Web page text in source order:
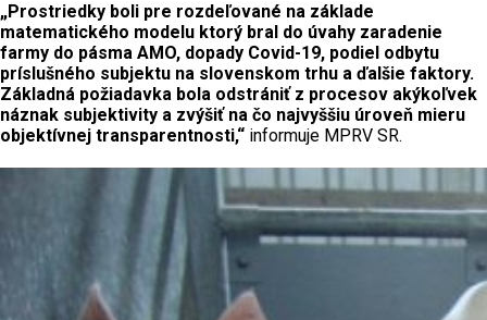
„Prostriedky boli pre rozdeľované na základe
matematického modelu ktorý bral do úvahy zaradenie
farmy do pásma AMO, dopady Covid-19, podiel odbytu
príslušného subjektu na slovenskom trhu a ďalšie faktory.
Základná požiadavka bola odstrániť z procesov akýkoľvek
náznak subjektivity a zvýšiť na čo najvyššiu úroveň mieru
objektívnej transparentnosti,“ informuje MPRV SR.